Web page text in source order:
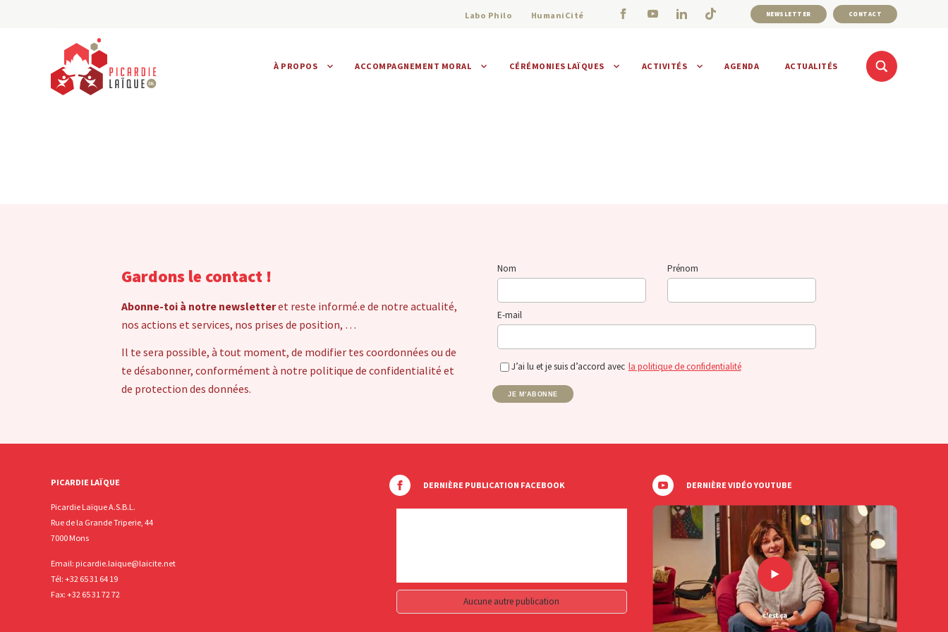
Labo Philo HumaniCité NEWSLETTER CONTACT
À PROPOS ACCOMPAGNEMENT MORAL CÉRÉMONIES LAÏQUES ACTIVITÉS AGENDA ACTUALITÉS
Gardons le contact !
Abonne-toi à notre newsletteret reste informé.e de notre actualité,
nos actions et services, nos prises de position, …
Il te sera possible, à tout moment, de modifier tes coordonnées ou de
te désabonner, conformément à notre politique de confidentialité et
de protection des données.
Nom Prénom
E-mail
J’ai lu et je suis d’accord avec la politique de confidentialité
JE M'ABONNE
PICARDIE LAÏQUE
Picardie Laïque A.S.B.L.
Rue de la Grande Triperie, 44
7000 Mons
Email: picardie.laique@laicite.net
Tél: +32 65 31 64 19
Fax: +32 65 31 72 72
DERNIÈRE PUBLICATION FACEBOOK
Aucune autre publication
DERNIÈRE VIDÉO YOUTUBE